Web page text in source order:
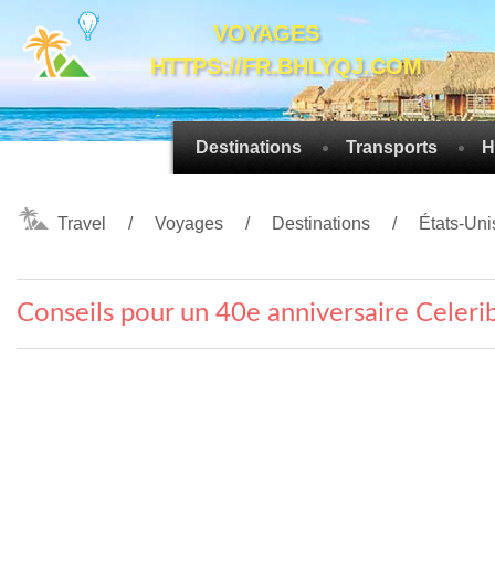
VOYAGES
HTTPS://FR.BHLYQJ.COM
Destinations Transports
Travel Voyages Destinations États-
Conseils pour un 40e anniversaire